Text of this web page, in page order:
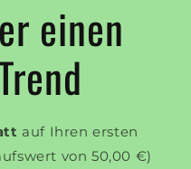
einen
auf Ihren ersten
von 50,00 €)